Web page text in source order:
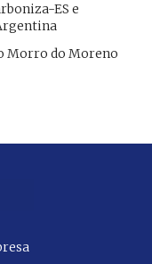
ES e
Morro do Moreno